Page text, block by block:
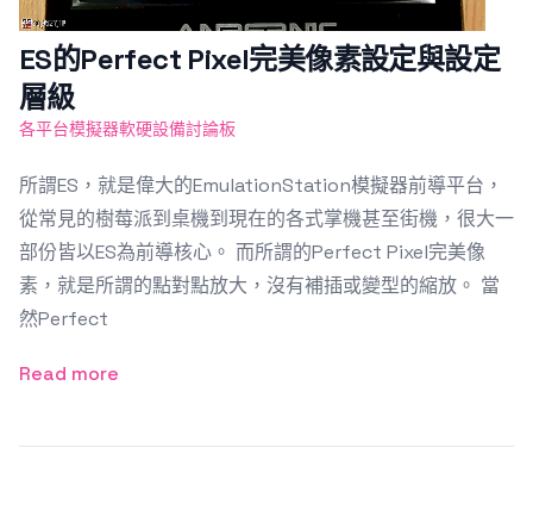
ES的Perfect Pixel完美像素設定與設定
層級
各平台模擬器軟硬設備討論板
所謂ES，就是偉大的EmulationStation模擬器前導平台，
從常見的樹莓派到桌機到現在的各式掌機甚至街機，很大一
部份皆以ES為前導核心。 而所謂的Perfect Pixel完美像
素，就是所謂的點對點放大，沒有補插或變型的縮放。 當
然Perfect
Read more